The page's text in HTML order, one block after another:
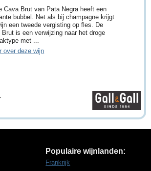
Cava Brut van Pata Negra heeft een
bubbel. Net als bij champagne krijgt
een tweede vergisting op fles. De
Brut is een verwijzing naar het droge
met ...
over deze wijn
Populaire wijnlanden:
Frankrijk